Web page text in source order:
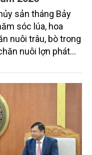
nghiệp và thủy
2026
sản tháng Bảy
sóc lúa, hoa
nuôi trâu, bò trong
nuôi lợn phát
duy trì đà tăng
và sản lượng